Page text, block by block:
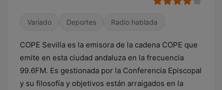
Variado Deportes Radio hablada
COPE Sevilla es la emisora de la cadena COPE que
emite en esta ciudad andaluza en la frecuencia
99.6FM. Es gestionada por la Conferencia Episcopal
y su filosofía y objetivos están arraigados en la